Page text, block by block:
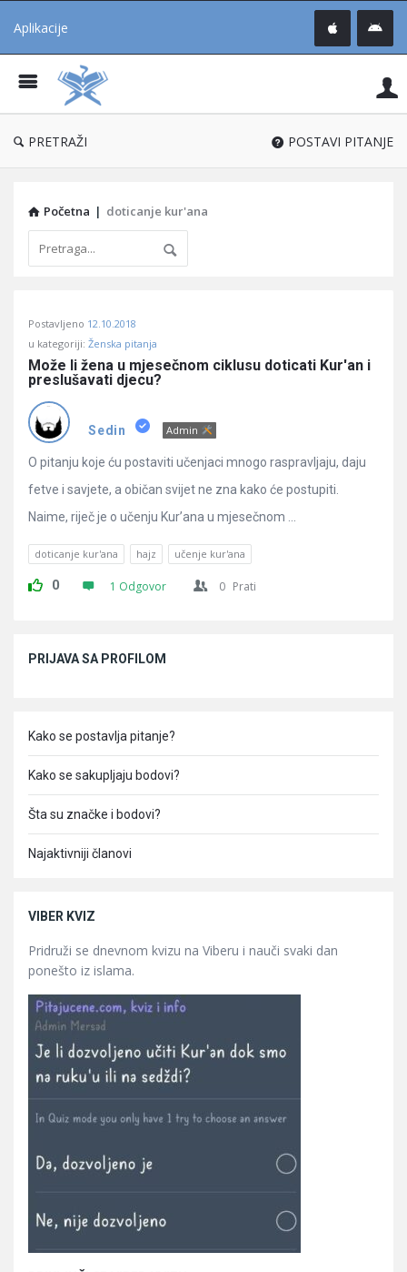
Aplikacije
®
PRETRAŽI POSTAVI PITANJE
Početna | doticanje kur'ana
Učene
Latest
Pitanja
Postavljeno 12.10.2018
u kategoriji: Ženska pitanja
Može li žena u mjesečnom ciklusu doticati Kur'an i
preslušavati djecu?
Sedin Admin
O pitanju koje ću postaviti učenjaci mnogo raspravljaju, daju
fetve i savjete, a običan svijet ne zna kako će postupiti.
Naime, riječ je o učenju Kur’ana u mjesečnom ...
doticanje kur'ana hajz učenje kur'ana
0 1 Odgovor 0 Prati
PRIJAVA SA PROFILOM
Kako se postavlja pitanje?
Kako se sakupljaju bodovi?
Šta su značke i bodovi?
Najaktivniji članovi
VIBER KVIZ
Pridruži se dnevnom kvizu na Viberu i nauči svaki dan
ponešto iz islama.